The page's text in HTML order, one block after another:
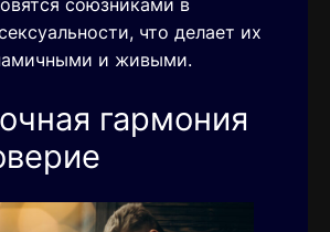
союзниками в
что делает их
и живыми.
гармония